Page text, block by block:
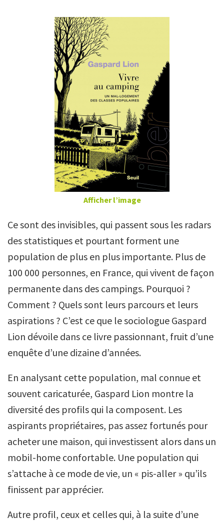
Afficher l’image
Ce sont des invisibles, qui passent sous les radars
des statistiques et pourtant forment une
population de plus en plus importante. Plus de
100 000 personnes, en France, qui vivent de façon
permanente dans des campings. Pourquoi ?
Comment ? Quels sont leurs parcours et leurs
aspirations ? C’est ce que le sociologue Gaspard
Lion dévoile dans ce livre passionnant, fruit d’une
enquête d’une dizaine d’années.
En analysant cette population, mal connue et
souvent caricaturée, Gaspard Lion montre la
diversité des profils qui la composent. Les
aspirants propriétaires, pas assez fortunés pour
acheter une maison, qui investissent alors dans un
mobil-home confortable. Une population qui
s’attache à ce mode de vie, un « pis-aller » qu’ils
finissent par apprécier.
Autre profil, ceux et celles qui, à la suite d’une